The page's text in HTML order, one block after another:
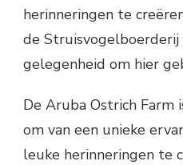
herinneringen te
de
gelegenheid om hier
De Aruba Ostrich
om van een unieke
leuke herinneringen te